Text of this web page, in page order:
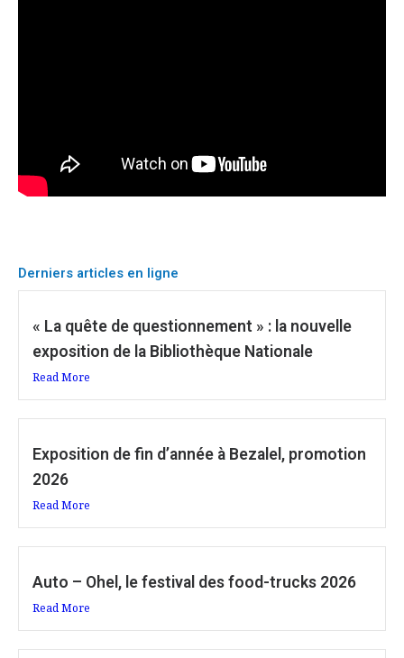
Derniers articles en ligne
« La quête de questionnement » : la nouvelle
exposition de la Bibliothèque Nationale
Read More
Exposition de fin d’année à Bezalel, promotion
2026
Read More
Auto – Ohel, le festival des food-trucks 2026
Read More